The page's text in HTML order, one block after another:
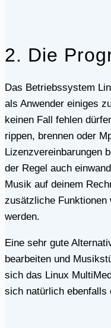
2. Die
Das Betriebssystem Linux ist keineswegs nur ein Abklatsch von Windows. Der teilweise schlechte Ruf ist keineswegs gerechtfertigt, da dieses Betriebssystem dir
als Anwender einiges
keinen Fall fehlen
rippen, brennen oder
Lizenzvereinbarungen
der Regel auch
Musik auf deinem
zusätzliche Funktionen
werden.
Eine sehr gute Alternative ist die Open Source Software Audacity. Diese Anwendungssoftware fungiert in erster Linie als Player, kann die Musikdateien zudem
bearbeiten und
sich das Linux
sich natürlich ebenfalls